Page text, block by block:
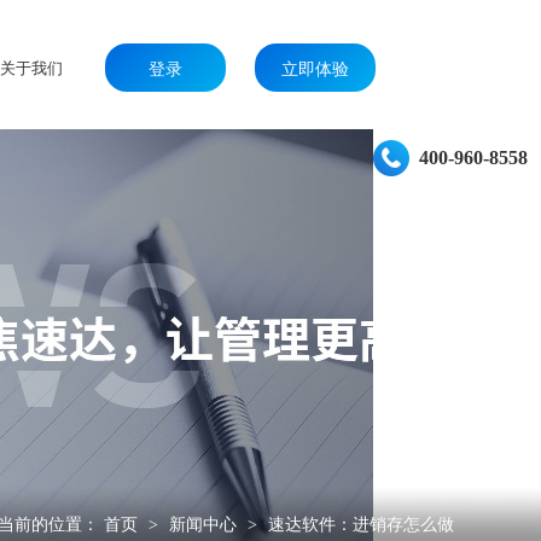
关于我们 登录 立即体验
400-960-8558
前的位置： 首页 > 新闻中心 > 速达软件：进销存怎么做